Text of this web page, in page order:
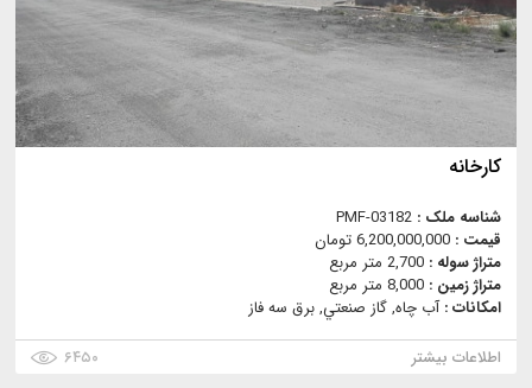
کارخانه
شناسه ملک : PMF-03182
قیمت : 6,200,000,000 تومان
متراژ سوله : 2,700 متر مربع
متراژ زمین : 8,000 متر مربع
امکانات :آب چاه, گاز صنعتي, برق سه فاز
اطلاعات بیشتر
۶۴۵۰